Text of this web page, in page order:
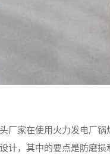
厂家在使用火力发电厂
计，其中的要点是防磨